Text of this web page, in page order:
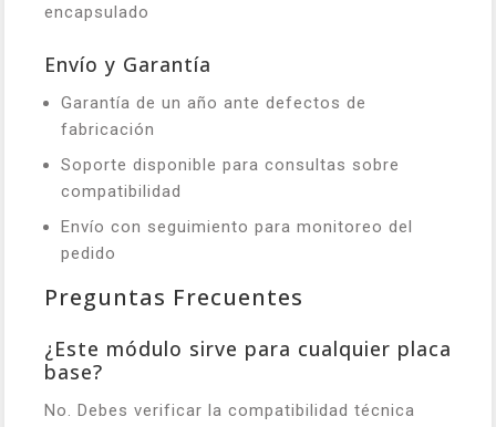
Envío y Garantía
Garantía de un año ante defectos de
fabricación
Soporte disponible para consultas sobre
compatibilidad
Envío con seguimiento para monitoreo del
pedido
Preguntas Frecuentes
¿Este módulo sirve para cualquier placa
base?
No. Debes verificar la compatibilidad técnica